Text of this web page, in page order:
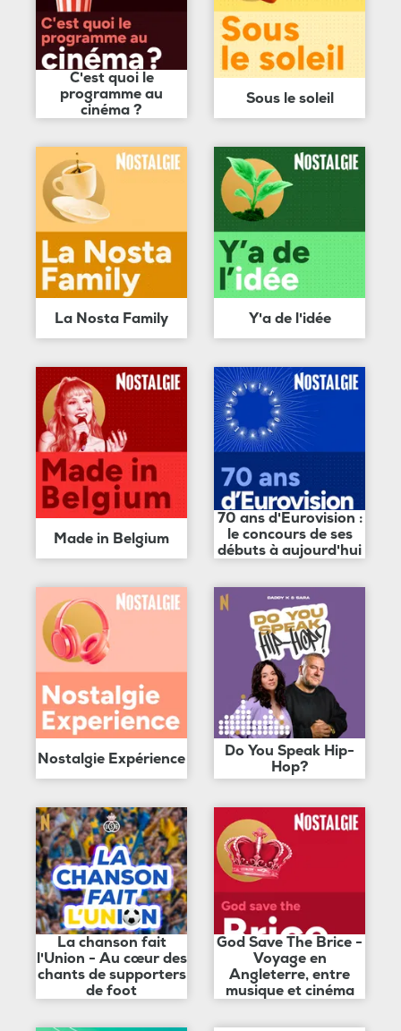
C'est quoi le
programme au
cinéma ?
Sous le soleil
La Nosta Family Y'a de l'idée
Made in Belgium
70 ans d'Eurovision :
le concours de ses
débuts à aujourd'hui
Nostalgie Expérience
Do You Speak Hip-
Hop?
La chanson fait
l'Union - Au cœur des
chants de supporters
de foot
God Save The Brice -
Voyage en
Angleterre, entre
musique et cinéma